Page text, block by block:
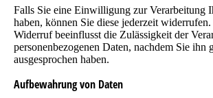
Falls Sie eine Einwilligung zur Verarbeitung
haben, können Sie diese jederzeit
Widerruf beeinflusst die Zulässigkeit der
personenbezogenen Daten, nachdem Sie ihn
ausgesprochen haben.
Aufbewahrung von Daten